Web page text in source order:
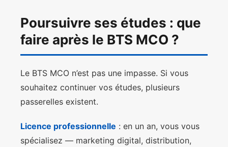
Poursuivre ses études : que
faire après le BTS MCO ?
Le BTS MCO n’est pas une impasse. Si vous
souhaitez continuer vos études, plusieurs
passerelles existent.
Licence professionnelle : en un an, vous vous
spécialisez — marketing digital, distribution,